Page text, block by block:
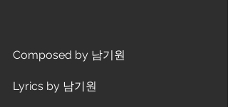
Composed by 남기원
Lyrics by 남기원